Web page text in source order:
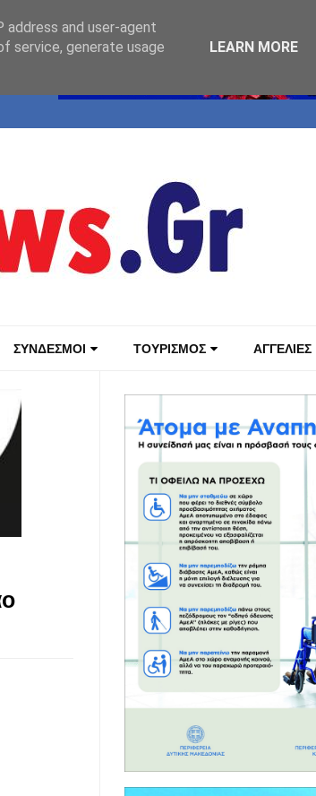
ΣΥΝΔΕΣΜΟΙ ΤΟΥΡΙΣΜΟΣ ΑΓΓΕΛΙΕΣ
and user-agent
service, generate usage
LEARN MORE